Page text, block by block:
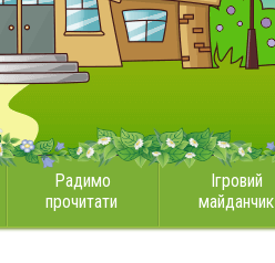
Радимо
прочитати
Ігровий
майданчик